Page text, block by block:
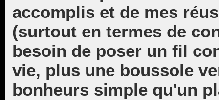
accomplis et de mes
(surtout en termes de
besoin de poser un fil
vie, plus une boussole
bonheurs simple qu'un